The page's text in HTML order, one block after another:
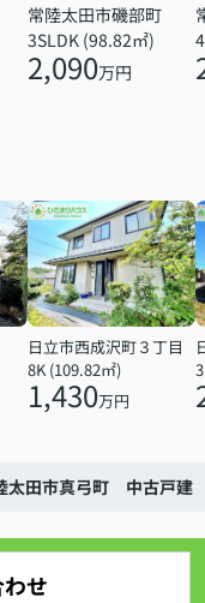
常陸太田市磯部町
3SLDK (98.82㎡)
2,090万円
日立市西成沢町３丁目
8K (109.82㎡)
1,430万円
太田市真弓町 中古戸建
せ